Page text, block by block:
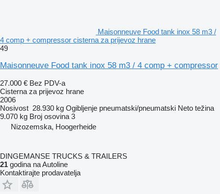
Maisonneuve Food tank inox 58 m3 /
4 comp + compressor cisterna za prijevoz hrane
49
Maisonneuve Food tank inox 58 m3 / 4 comp + compressor
27.000 € Bez PDV-a
Cisterna za prijevoz hrane
2006
Nosivost 28.930 kg Ogibljenje pneumatski/pneumatski Neto težina
9.070 kg Broj osovina 3
Nizozemska, Hoogerheide
DINGEMANSE TRUCKS & TRAILERS
21 godina na Autoline
Kontaktirajte prodavatelja